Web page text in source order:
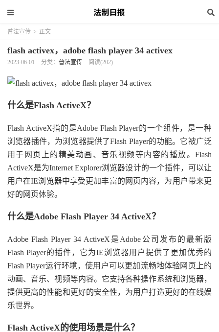
普法宣传 > 正文
flash activex，adobe flash player 34 activex
2023-06-01 分类： 普法宣传 阅读(202)
什么是Flash ActiveX？
Flash ActiveX指的是Adobe Flash Player的一个组件，是一种
浏览器插件，为浏览器提供了Flash Player的功能。它被广泛
用于网页上的精美动画、音乐视频等内容的播放。Flash
ActiveX是为Internet Explorer浏览器设计的一个插件，可以让
用户在IE浏览器中享受更加丰富的网页内容，为用户带来更
好的网页体验。
什么是Adobe Flash Player 34 ActiveX？
Adobe Flash Player 34 ActiveX是Adobe公司发布的最新版
Flash Player的插件，它为IE浏览器用户提供了更加优秀的
Flash Player运行环境，使用户可以更加流畅地体验网页上的
动画、音乐、视频等内容。它支持各种操作系统和浏览器，
提供更高的性能和更好的安全性，为用户打造更好的在线娱
乐世界。
Flash ActiveX的使用场景是什么？